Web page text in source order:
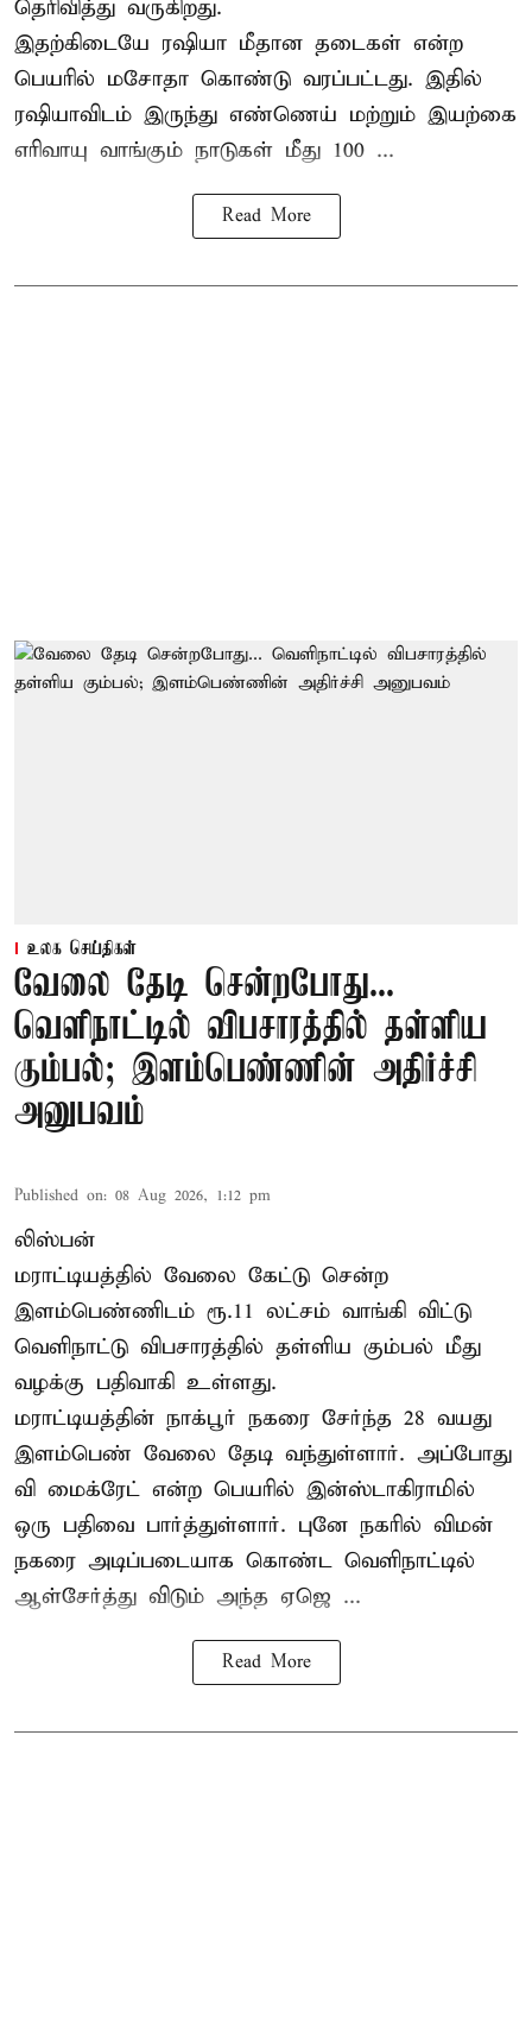
தெரிவித்து வருகிறது.
இதற்கிடையே ரஷியா மீதான தடைகள் என்ற
பெயரில் மசோதா கொண்டு வரப்பட்டது. இதில்
ரஷியாவிடம் இருந்து எண்ணெய் மற்றும் இயற்கை
எரிவாயு வாங்கும் நாடுகள் மீது 100 ...
Read More
உலக செய்திகள்
வேலை தேடி சென்றபோது...
வெளிநாட்டில் விபசாரத்தில் தள்ளிய
கும்பல்; இளம்பெண்ணின் அதிர்ச்சி
அனுபவம்
Published on: 08 Aug 2026, 1:12 pm
லிஸ்பன்
மராட்டியத்தில் வேலை கேட்டு சென்ற
இளம்பெண்ணிடம் ரூ.11 லட்சம் வாங்கி விட்டு
வெளிநாட்டு விபசாரத்தில் தள்ளிய கும்பல் மீது
வழக்கு பதிவாகி உள்ளது.
மராட்டியத்தின் நாக்பூர் நகரை சேர்ந்த 28 வயது
இளம்பெண் வேலை தேடி வந்துள்ளார். அப்போது
வி மைக்ரேட் என்ற பெயரில் இன்ஸ்டாகிராமில்
ஒரு பதிவை பார்த்துள்ளார். புனே நகரில் விமன்
நகரை அடிப்படையாக கொண்ட வெளிநாட்டில்
ஆள்சேர்த்து விடும் அந்த ஏஜெ ...
Read More